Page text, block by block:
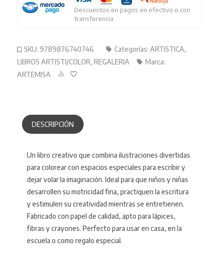
SKU: 9789876740746 Categorías: ARTISTICA,
LIBROS ARTISTI/COLOR, REGALERIA
Marca:
ARTEMISA
Descuentos en pagos en efectivo o con
transferencia
DESCRIPCIÓN
Un libro creativo que combina ilustraciones divertidas
para colorear con espacios especiales para escribir y
dejar volar la imaginación. Ideal para que niños y niñas
desarrollen su motricidad fina, practiquen la escritura
y estimulen su creatividad mientras se entretienen.
Fabricado con papel de calidad, apto para lápices,
fibras y crayones. Perfecto para usar en casa, en la
escuela o como regalo especial.